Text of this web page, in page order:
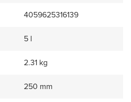
4059625316139
5 l
2.31 kg
250 mm